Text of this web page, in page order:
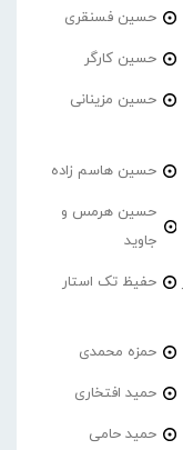
حسین فسنقری
حسین کارگر
حسین مزینانی
حسین هاسم زاده
حسین هرمس و
جاوید
حفیظ تک استار
حمزه محمدی
حمید افتخاری
حمید حامی